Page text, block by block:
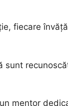
fiecare
sunt
mentor